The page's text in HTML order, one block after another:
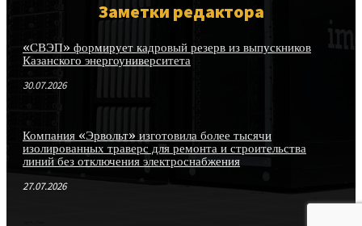
Заметки редактора
«СВЭП» формирует кадровый резерв из выпускников
Казанского энергоуниверситета
30.07.2026
Компания «Эрвольт» изготовила более тысячи
изолированных траверс для ремонта и строительства
линий без отключения электроснабжения
27.07.2026